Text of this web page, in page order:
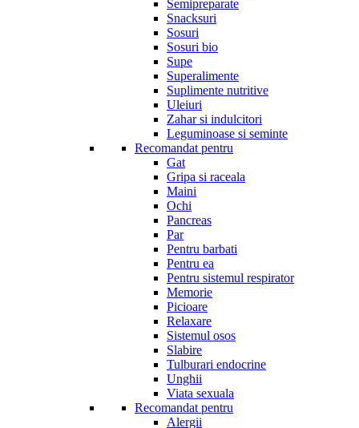
Semipreparate
Snacksuri
Sosuri
Sosuri bio
Supe
Superalimente
Suplimente nutritive
Uleiuri
Zahar si indulcitori
Leguminoase si seminte
Recomandat pentru
Gat
Gripa si raceala
Maini
Ochi
Pancreas
Par
Pentru barbati
Pentru ea
Pentru sistemul respirator
Memorie
Picioare
Relaxare
Sistemul osos
Slabire
Tulburari endocrine
Unghii
Viata sexuala
Recomandat pentru
Alergii